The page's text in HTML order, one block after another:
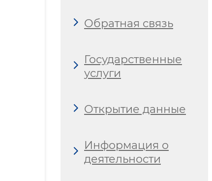
Обратная связь
Государственные
услуги
Открытие данные
Информация о
деятельности